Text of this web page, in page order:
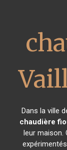
Dans la ville
chaudière
leur maison.